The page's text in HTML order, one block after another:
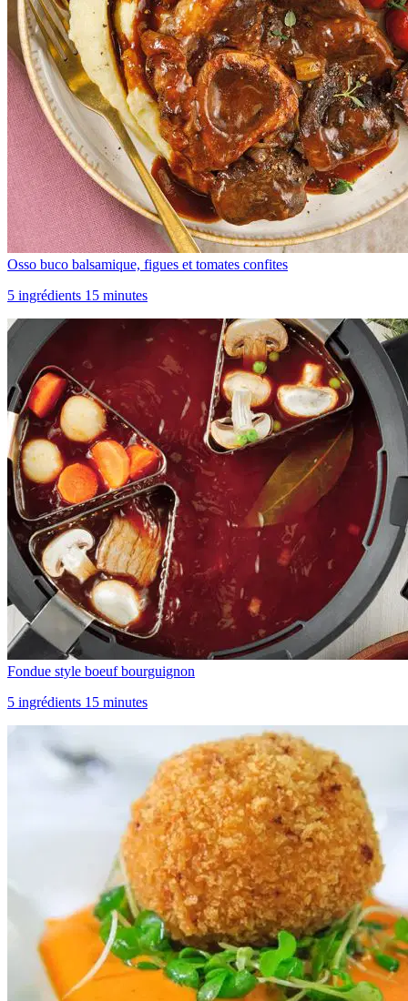
Osso buco balsamique, figues et tomates confites
5 ingrédients 15 minutes
Fondue style boeuf bourguignon
5 ingrédients 15 minutes